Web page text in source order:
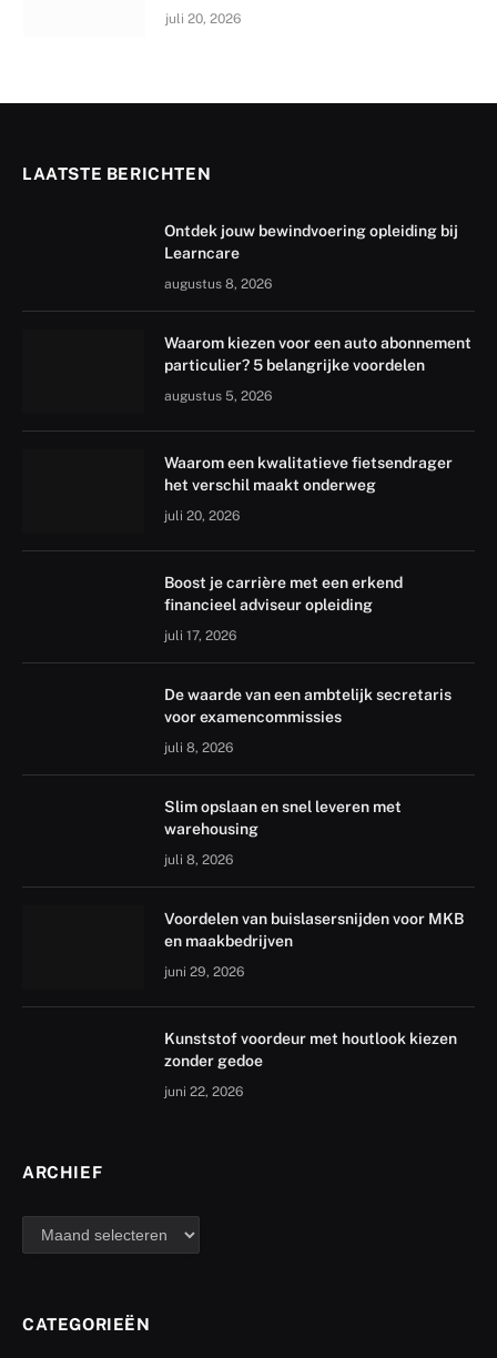
juli 20, 2026
LAATSTE BERICHTEN
Ontdek jouw bewindvoering opleiding bij
Learncare
augustus 8, 2026
Waarom kiezen voor een auto abonnement
particulier? 5 belangrijke voordelen
augustus 5, 2026
Waarom een kwalitatieve fietsendrager
het verschil maakt onderweg
juli 20, 2026
Boost je carrière met een erkend
financieel adviseur opleiding
juli 17, 2026
De waarde van een ambtelijk secretaris
voor examencommissies
juli 8, 2026
Slim opslaan en snel leveren met
warehousing
juli 8, 2026
Voordelen van buislasersnijden voor MKB
en maakbedrijven
juni 29, 2026
Kunststof voordeur met houtlook kiezen
zonder gedoe
juni 22, 2026
ARCHIEF
archief
CATEGORIEËN